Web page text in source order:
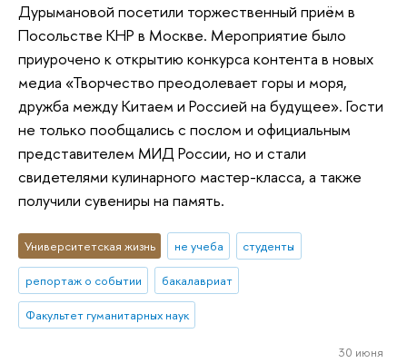
Дурымановой посетили торжественный приём в
Посольстве КНР в Москве. Мероприятие было
приурочено к открытию конкурса контента в новых
медиа «Творчество преодолевает горы и моря,
дружба между Китаем и Россией на будущее». Гости
не только пообщались с послом и официальным
представителем МИД России, но и стали
свидетелями кулинарного мастер-класса, а также
получили сувениры на память.
Университетская жизнь не учеба студенты
репортаж о событии бакалавриат
Факультет гуманитарных наук
30 июня